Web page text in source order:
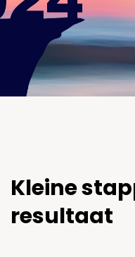
Kleine
resultaat